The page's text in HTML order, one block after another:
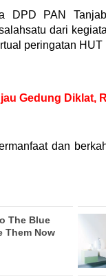
DPD PAN
dari
peringatan
Gedung Diklat,
dan